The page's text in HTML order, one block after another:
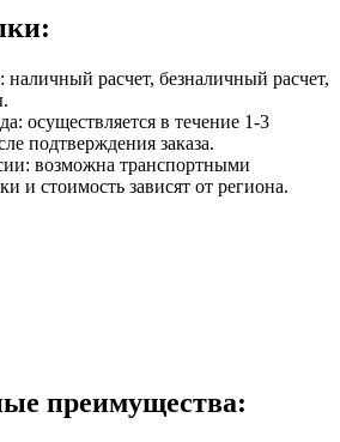
расчет, безналичный расчет,
осуществляется в течение 1-3
подтверждения заказа.
возможна транспортными
и стоимость зависят от региона.
преимущества: